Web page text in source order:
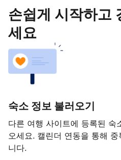
손쉽게 시작하고
세요
숙소 정보 불러오기
다른 여행 사이트에 등록된 숙
오세요. 캘린더 연동을 통해
니다.